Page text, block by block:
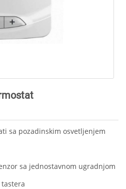
sa pozadinskim osvetljenjem
sa jednostavnom ugradnjom